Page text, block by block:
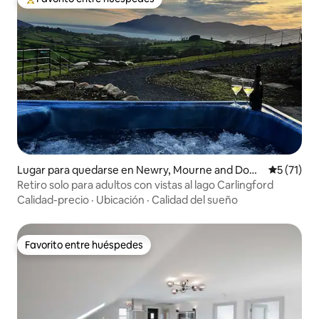
Favorito entre huéspedes preferido
Lugar para quedarse en Newry, Mourne and Dow
n
5 (71)
Retiro solo para adultos con vistas al lago Carlingford
Calidad-precio · Ubicación · Calidad del sueño
Favorito entre huéspedes
Favorito entre huéspedes